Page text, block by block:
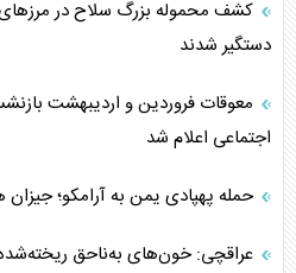
دستگیر شدند
معوقات فروردین و اردیبهشت
اجتماعی اعلام شد
حمله پهپادی یمن به آرامکو؛
عراقچی: خون‌های به‌ناحق